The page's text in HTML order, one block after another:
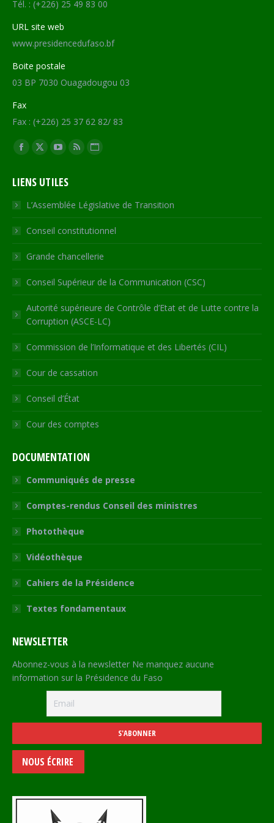
Tél. : (+226) 25 49 83 00
URL site web
www.presidencedufaso.bf
Boite postale
03 BP 7030 Ouagadougou 03
Fax
Fax : (+226) 25 37 62 82/ 83
Trouvez nous sur :
Facebook
opens
in
new
window
X
opens
in
new
window
YouTube
opens
in
new
window
RSS
in
new
window
Site
opens
in
new
LIENS UTILES
L’Assemblée Législative de Transition
Conseil constitutionnel
Grande chancellerie
Conseil Supérieur de la Communication (CSC)
Autorité supérieure de Contrôle d’Etat et de Lutte contre la
Corruption (ASCE-LC)
Commission de l’Informatique et des Libertés (CIL)
Cour de cassation
Conseil d’État
Cour des comptes
DOCUMENTATION
Communiqués de presse
Comptes-rendus Conseil des ministres
Photothèque
Vidéothèque
Cahiers de la Présidence
Textes fondamentaux
NEWSLETTER
Abonnez-vous à la newsletter Ne manquez aucune
information sur la Présidence du Faso
NOUS ÉCRIRE